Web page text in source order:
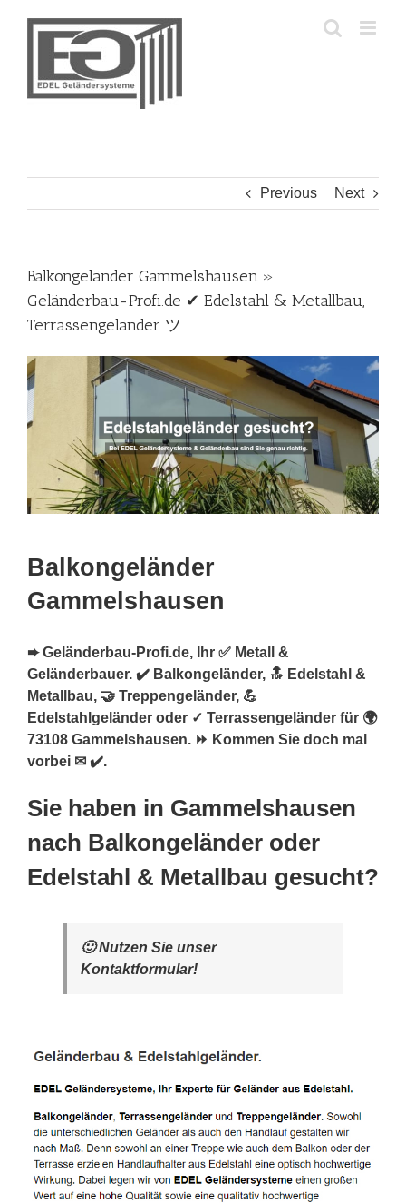
Previous Next
Balkongeländer Gammelshausen »
Geländerbau-Profi.de ✔ Edelstahl & Metallbau,
Terrassengeländer ツ
Balkongeländer
Gammelshausen
➨ Geländerbau-Profi.de, Ihr ✅ Metall &
Geländerbauer. ✔️ Balkongeländer, 🔝 Edelstahl &
Metallbau, 🤝 Treppengeländer, 💪
Edelstahlgeländer oder ✓ Terrassengeländer für 🌍
73108 Gammelshausen. ⏩ Kommen Sie doch mal
vorbei ✉ ✔️.
Sie haben in Gammelshausen
nach Balkongeländer oder
Edelstahl & Metallbau gesucht?
🙂 Nutzen Sie unser
Kontaktformular!